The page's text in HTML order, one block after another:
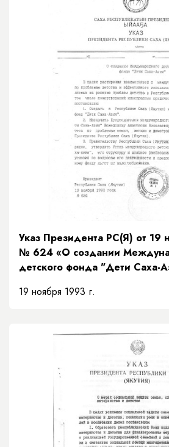
Указ Президента РС(Я) от 19
№ 624 «О создании
детского фонда "Дети Саха-
19 ноября 1993 г.